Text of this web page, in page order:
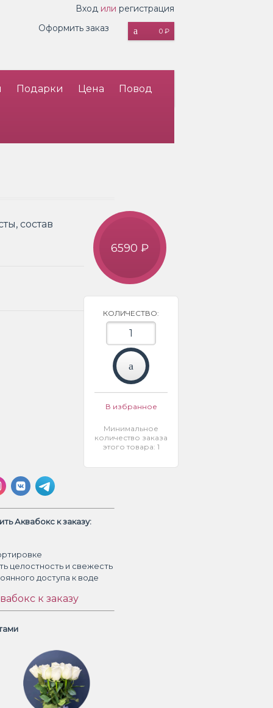
Вход или регистрация
0 ₽
Оформить заказ
Подарки Цена Повод
состав
6590 ₽
КОЛИЧЕСТВО:
В избранное
Минимальное
количество заказа
этого товара: 1
Аквабокс к заказу:
целостность и свежесть
доступа к воде
к заказу